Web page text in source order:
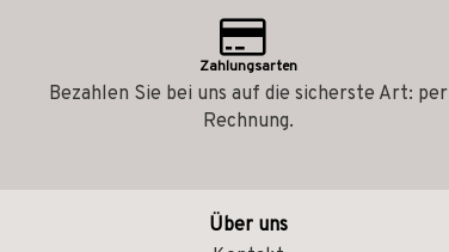
Zahlungsarten
Bezahlen Sie bei uns auf die sicherste Art: per
Rechnung.
Über uns